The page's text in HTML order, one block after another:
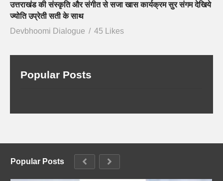
उत्तराखंड की संस्कृति और संगीत से सजा खास कार्यक्रम सुर संगम देखिये
ज्योति उप्रेती सती के साथ
Devbhoomi Dialogue
45 Likes
Popular Posts
Popular Posts